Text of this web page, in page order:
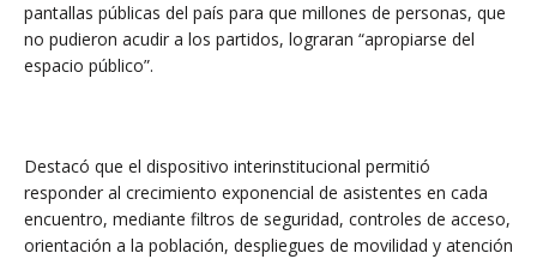
pantallas públicas del país para que millones de personas, que
no pudieron acudir a los partidos, lograran “apropiarse del
espacio público”.
Destacó que el dispositivo interinstitucional permitió
responder al crecimiento exponencial de asistentes en cada
encuentro, mediante filtros de seguridad, controles de acceso,
orientación a la población, despliegues de movilidad y atención